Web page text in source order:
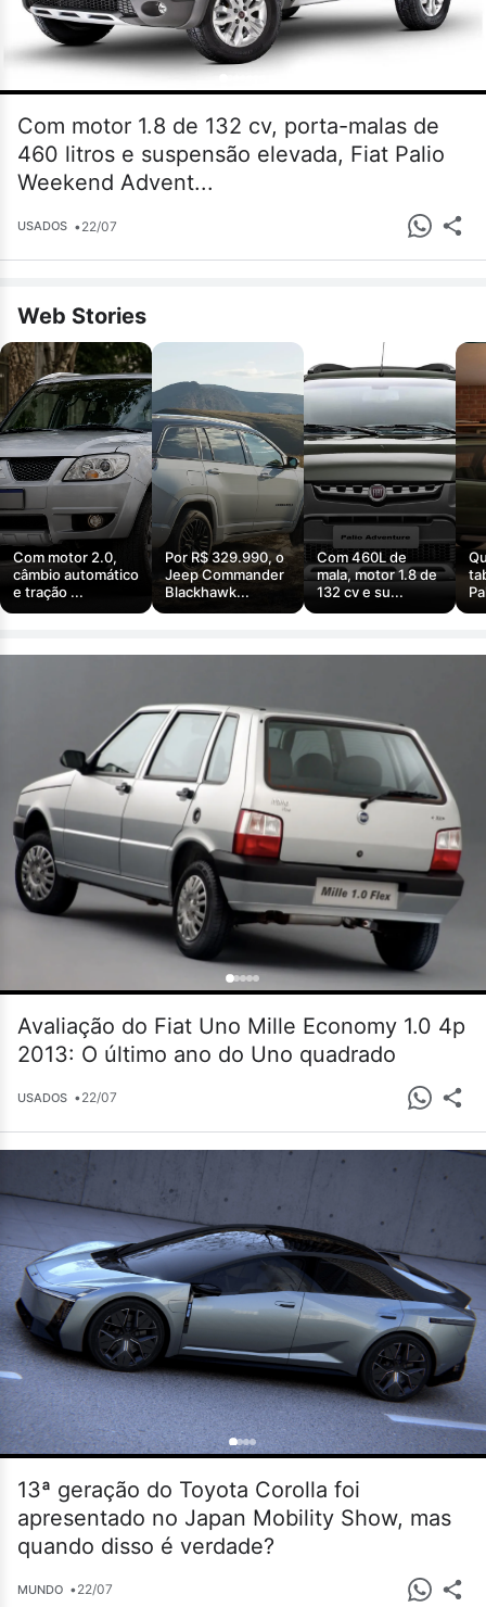
Com motor 1.8 de 132 cv, porta-malas de
460 litros e suspensão elevada, Fiat Palio
Weekend Advent...
USADOS •22/07
Web Stories
Com motor 2.0,
câmbio automático
e tração ...
Por R$ 329.990, o
Jeep Commander
Blackhawk...
Com 460L de
mala, motor 1.8 de
132 cv e su...
Avaliação do Fiat Uno Mille Economy 1.0 4p
2013: O último ano do Uno quadrado
USADOS •22/07
13ª geração do Toyota Corolla foi
apresentado no Japan Mobility Show, mas
quando disso é verdade?
MUNDO •22/07